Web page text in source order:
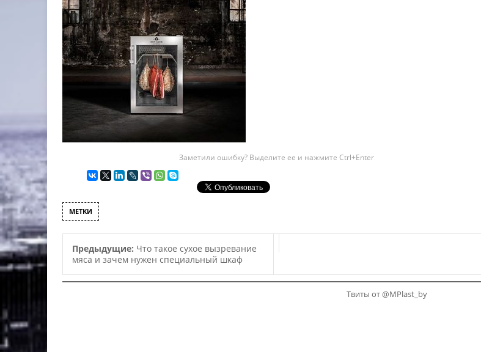
Заметили ошибку? Выделите ее и нажмите Ctrl+Enter
МЕТКИ
Предыдущие: Что такое сухое вызревание
мяса и зачем нужен специальный шкаф
Твиты от @MPlast_by